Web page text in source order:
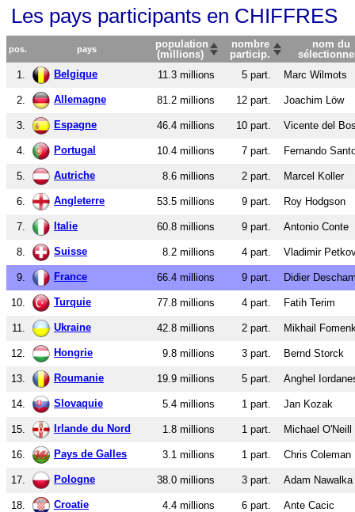
Les pays participants en CHIFFRES
pos. pays
population
(millions)
nombre
particip.
nom du
1.
Belgique 11.3 millions 5 part. Marc Wilmots
2. Allemagne 81.2 millions 12 part. Joachim Löw
3. Espagne 46.4 millions 10 part. Vicente del
4. Portugal 10.4 millions 7 part. Fernando
5. Autriche 8.6 millions 2 part. Marcel Koller
6. Angleterre 53.5 millions 9 part. Roy Hodgson
7. Italie 60.8 millions 9 part. Antonio Conte
8. Suisse 8.2 millions 4 part. Vladimir
9. France 66.4 millions 9 part. Didier
10. Turquie 77.8 millions 4 part. Fatih Terim
11. Ukraine 42.8 millions 2 part. Mikhail
12. Hongrie 9.8 millions 3 part. Bernd Storck
13. Roumanie 19.9 millions 5 part. Anghel
14. Slovaquie 5.4 millions 1 part. Jan Kozak
15. Irlande du Nord 1.8 millions 1 part. Michael O'Neill
16. Pays de Galles 3.1 millions 1 part. Chris Coleman
17. Pologne 38.0 millions 3 part. Adam Nawalka
18. Croatie 4.4 millions 6 part. Ante Cacic